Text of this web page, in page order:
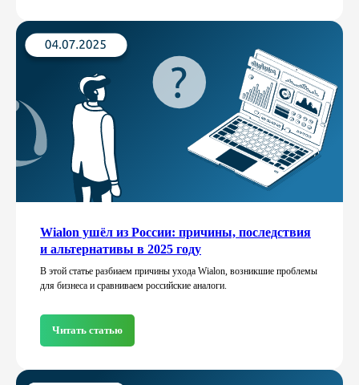
Wialon ушёл из России: причины, последствия
и альтернативы в 2025 году
В этой статье разбиаем причины ухода Wialon, возникшие проблемы
для бизнеса и сравниваем российские аналоги.
Читать статью